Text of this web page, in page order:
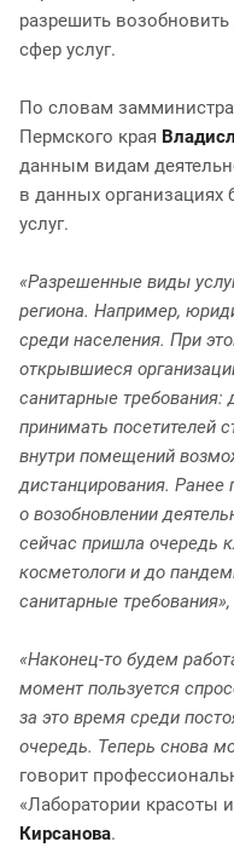
разрешить
сфер услуг.
По словам
Пермского края
данным видам
в данных организациях
услуг.
«Разрешенные виды
региона. Например,
среди населения. При
открывшиеся
санитарные требования:
принимать посетителей
внутри помещений
дистанцирования. Ранее
о возобновлении
сейчас пришла очередь
косметологи и до
санитарные требования»,
«Наконец-то будем
момент пользуется
за это время среди
очередь. Теперь снова
говорит
«Лаборатории красоты
Кирсанова.